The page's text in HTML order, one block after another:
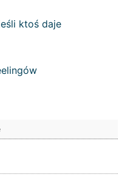
ktoś daje